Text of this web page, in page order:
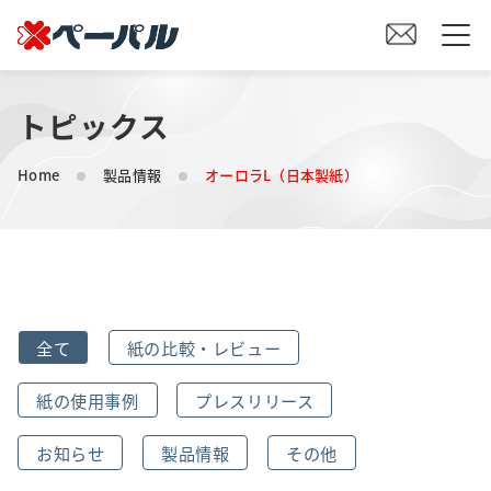
HOME
初めての方へ
会社案内
事業内容
トピックス
Home 製品情報 オーロラL（日本製紙）
全て 紙の比較・レビュー
紙の使用事例 プレスリリース
お知らせ 製品情報 その他